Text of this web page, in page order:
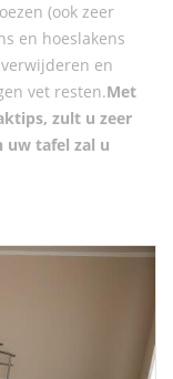
(ook zeer
en hoeslakens
en
vet resten.Met
zult u zeer
uw tafel zal u